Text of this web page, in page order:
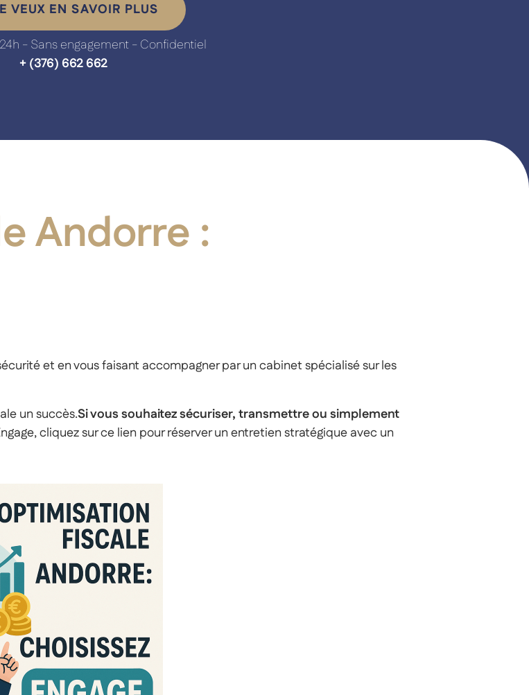
VEUX EN SAVOIR PLUS
- Sans engagement - Confidentiel
+ (376) 662 662
Andorre :
et en vous faisant accompagner par un cabinet spécialisé sur les
un succès.Si vous souhaitez sécuriser, transmettre ou simplement
cliquez sur ce lien pour réserver un entretien stratégique avec un